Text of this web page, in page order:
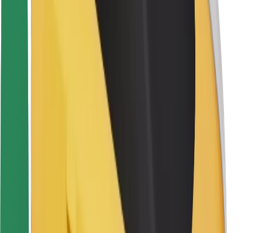
Dónde estamos
Soluciones para las ciudades
Estaciones de carga de Bolt
Para conductores
Para propietarios de flota
Para restaurantes